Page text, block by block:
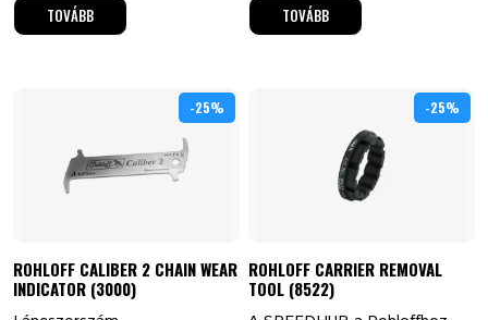
TOVÁBB TOVÁBB
25%
-25%
ROHLOFF CALIBER 2 CHAIN WEAR
INDICATOR (3000)
25%
-25%
ROHLOFF CARRIER REMOVAL
TOOL (8522)